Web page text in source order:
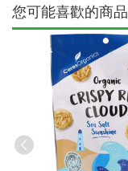
您可能喜歡的商品